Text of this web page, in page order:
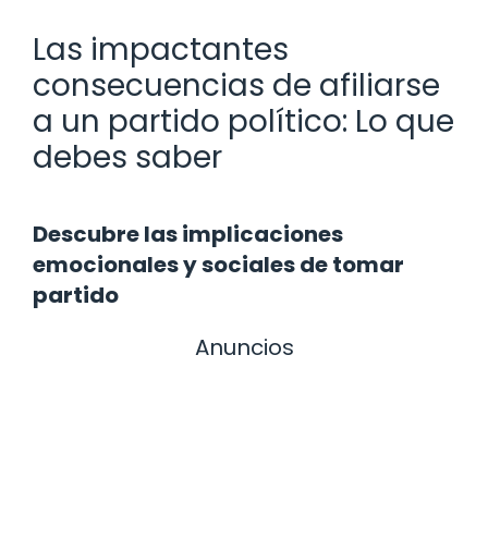
Las impactantes
consecuencias de afiliarse
a un partido político: Lo que
debes saber
Descubre las implicaciones
emocionales y sociales de tomar
partido
Anuncios